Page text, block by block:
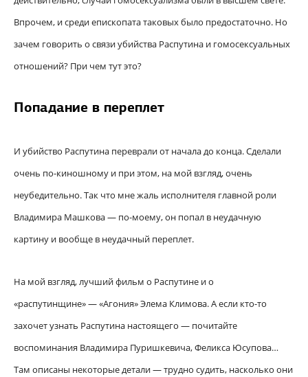
Впрочем, и среди епископата таковых было предостаточно. Но
зачем говорить о связи убийства Распутина и гомосексуальных
отношений? При чем тут это?
Попадание в переплет
И убийство Распутина переврали от начала до конца. Сделали
очень по-киношному и при этом, на мой взгляд, очень
неубедительно. Так что мне жаль исполнителя главной роли
Владимира Машкова — по-моему, он попал в неудачную
картину и вообще в неудачный переплет.
На мой взгляд, лучший фильм о Распутине и о
«распутинщине» — «Агония» Элема Климова. А если кто-то
захочет узнать Распутина настоящего — почитайте
воспоминания Владимира Пуришкевича, Феликса Юсупова…
Там описаны некоторые детали — трудно судить, насколько они